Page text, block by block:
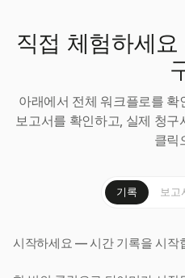
직접 체험하세
아래에서 전체 워크플로를
보고서를 확인하고, 실제 청
클릭
기록 보고
시작하세요 — 시간 기록을 시작